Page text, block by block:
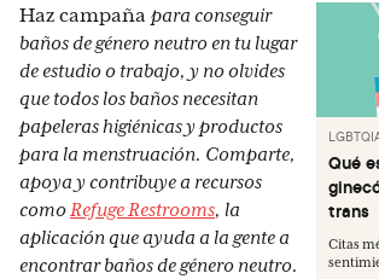
Qué
trans
Citas
Haz campaña para conseguir
baños de género neutro en tu lugar
de estudio o trabajo, y no olvides
que todos los baños necesitan
papeleras higiénicas y productos
para la menstruación. Comparte,
apoya y contribuye a recursos
comoRefuge Restrooms, la
aplicación que ayuda a la gente a
encontrar baños de género neutro.